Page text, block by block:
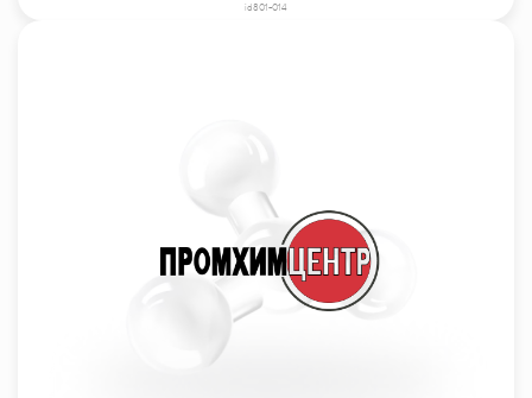
id801-014